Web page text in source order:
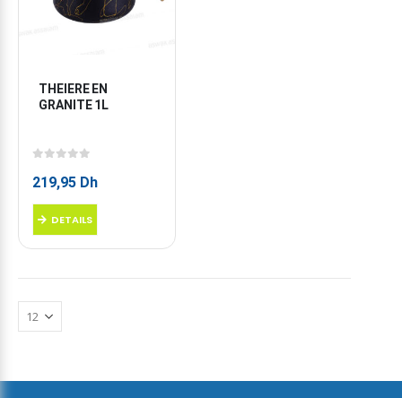
THEIERE EN
GRANITE 1L
219,95 Dh
DETAILS